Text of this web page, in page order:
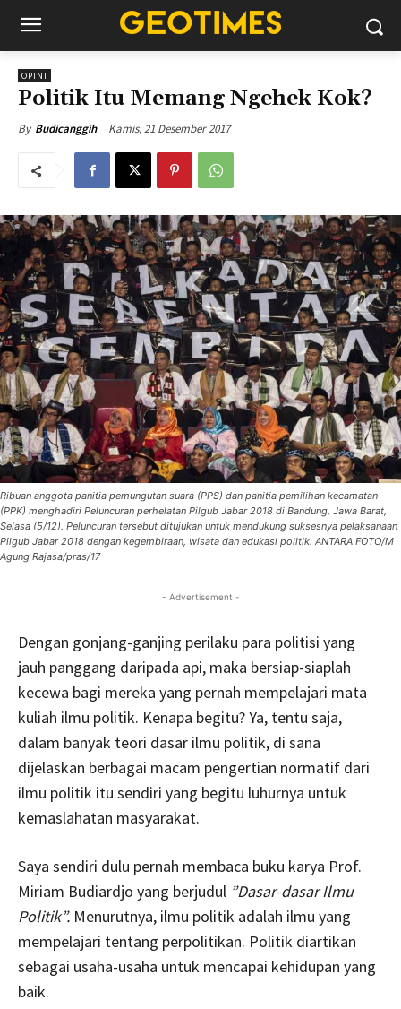
OPINI
Politik Itu Memang Ngehek Kok?
By Budicanggih Kamis, 21 Desember 2017
Ribuan anggota panitia pemungutan suara (PPS) dan panitia pemilihan kecamatan
(PPK) menghadiri Peluncuran perhelatan Pilgub Jabar 2018 di Bandung, Jawa Barat,
Selasa (5/12). Peluncuran tersebut ditujukan untuk mendukung suksesnya pelaksanaan
Pilgub Jabar 2018 dengan kegembiraan, wisata dan edukasi politik. ANTARA FOTO/M
Agung Rajasa/pras/17
- Advertisement -
Dengan gonjang-ganjing perilaku para politisi yang
jauh panggang daripada api, maka bersiap-siaplah
kecewa bagi mereka yang pernah mempelajari mata
kuliah ilmu politik. Kenapa begitu? Ya, tentu saja,
dalam banyak teori dasar ilmu politik, di sana
dijelaskan berbagai macam pengertian normatif dari
ilmu politik itu sendiri yang begitu luhurnya untuk
kemaslahatan masyarakat.
Saya sendiri dulu pernah membaca buku karya Prof.
Miriam Budiardjo yang berjudul ”Dasar-dasar Ilmu
Politik”. Menurutnya, ilmu politik adalah ilmu yang
mempelajari tentang perpolitikan. Politik diartikan
sebagai usaha-usaha untuk mencapai kehidupan yang
baik.